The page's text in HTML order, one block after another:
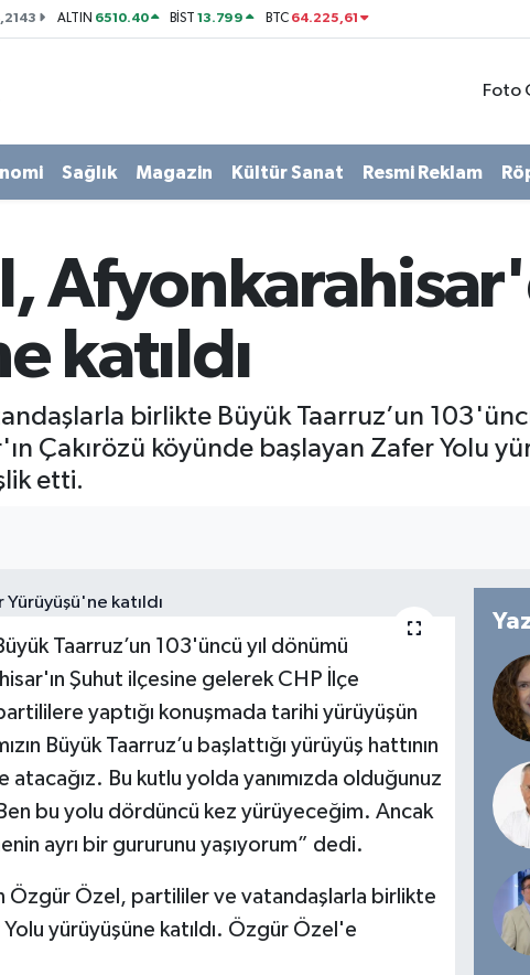
ALTIN 6510.40 BİST13.799 BTC 64.225,61
Foto
Sağlık Magazin Kültür Sanat Resmi Reklam
katıldı
birlikte Büyük Taarruz’un
Çakırözü köyünde başlayan Zafer Yolu
etti.
Taarruz’un 103'üncü yıl dönümü
Şuhut ilçesine gelerek CHP İlçe
yaptığı konuşmada tarihi yürüyüşün
Büyük Taarruz’u başlattığı yürüyüş hattının
atacağız. Bu kutlu yolda yanımızda olduğunuz
bu yolu dördüncü kez yürüyeceğim. Ancak
ayrı bir gururunu yaşıyorum” dedi.
Özgür Özel, partililer ve vatandaşlarla birlikte
yürüyüşüne katıldı. Özgür Özel'e